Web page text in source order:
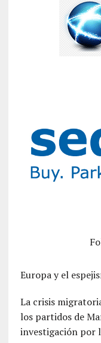
Europa y el
La crisis
los partidos de
investigación por